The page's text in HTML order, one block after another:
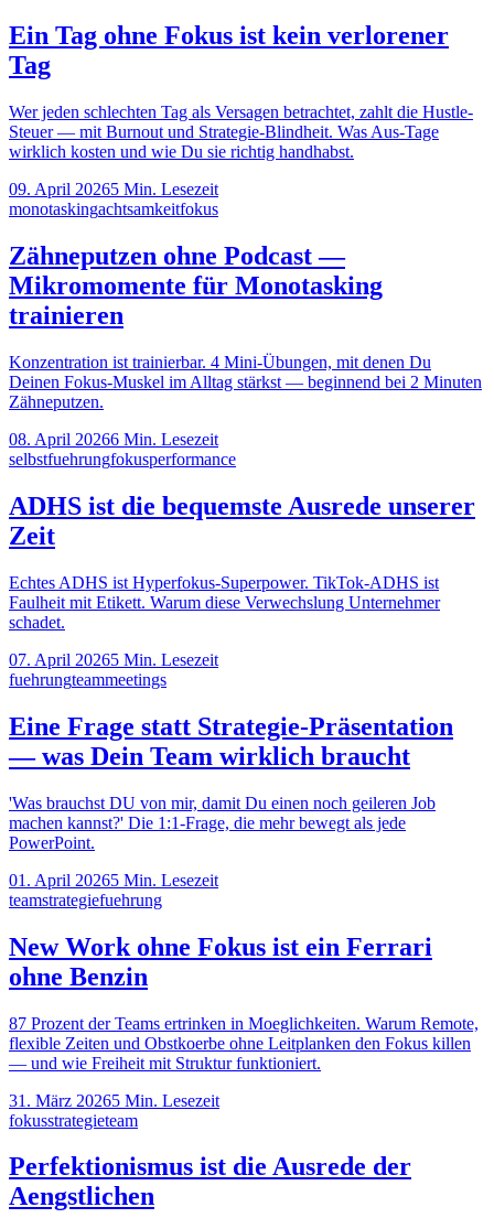
Ein Tag ohne Fokus ist kein verlorener
Tag
Wer jeden schlechten Tag als Versagen betrachtet, zahlt die Hustle-
Steuer — mit Burnout und Strategie-Blindheit. Was Aus-Tage
wirklich kosten und wie Du sie richtig handhabst.
09. April 20265 Min. Lesezeit
monotaskingachtsamkeitfokus
Zähneputzen ohne Podcast —
Mikromomente für Monotasking
trainieren
Konzentration ist trainierbar. 4 Mini-Übungen, mit denen Du
Deinen Fokus-Muskel im Alltag stärkst — beginnend bei 2 Minuten
Zähneputzen.
08. April 20266 Min. Lesezeit
selbstfuehrungfokusperformance
ADHS ist die bequemste Ausrede unserer
Zeit
Echtes ADHS ist Hyperfokus-Superpower. TikTok-ADHS ist
Faulheit mit Etikett. Warum diese Verwechslung Unternehmer
schadet.
07. April 20265 Min. Lesezeit
fuehrungteammeetings
Eine Frage statt Strategie-Präsentation
— was Dein Team wirklich braucht
'Was brauchst DU von mir, damit Du einen noch geileren Job
machen kannst?' Die 1:1-Frage, die mehr bewegt als jede
PowerPoint.
01. April 20265 Min. Lesezeit
teamstrategiefuehrung
New Work ohne Fokus ist ein Ferrari
ohne Benzin
87 Prozent der Teams ertrinken in Moeglichkeiten. Warum Remote,
flexible Zeiten und Obstkoerbe ohne Leitplanken den Fokus killen
— und wie Freiheit mit Struktur funktioniert.
31. März 20265 Min. Lesezeit
fokusstrategieteam
Perfektionismus ist die Ausrede der
Aengstlichen